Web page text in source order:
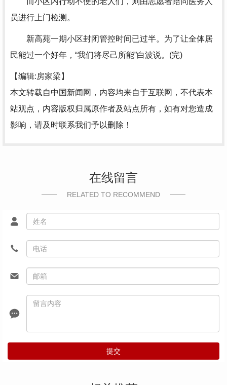
员进行上门检测。
新高苑一期小区封闭管控时间已过半。为了让全体居
民能过一个好年，“我们将尽己所能”白波说。(完)
【编辑:房家梁】
本文转载自中国新闻网，内容均来自于互联网，不代表本
站观点，内容版权归属原作者及站点所有，如有对您造成
影响，请及时联系我们予以删除！
在线留言
RELATED TO RECOMMEND
提交